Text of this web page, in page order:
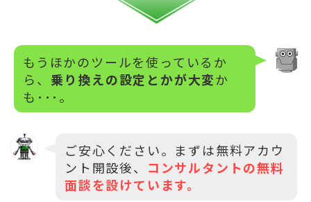
もうほかのツールを使っているか
ら、 乗り換えの設定とかが大変か
も･･･。
ご安心ください。まずは無料アカウ
ント開設後、 コンサルタントの無料
面談を設けています。